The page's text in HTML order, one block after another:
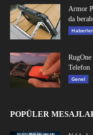
Armor
da
Haberler
Telefon
Genel
POPÜLER